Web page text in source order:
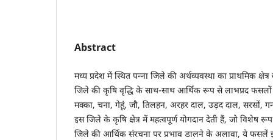
Abstract
मध्य प्रदेश में स्थित पन्ना जिले की अर्थव्यवस्था का प्राथमिक
जिले की कृषि वृद्धि के साथ-साथ आर्थिक रूप से लाभप्रद
मक्का, चना, गेहूं, जौ, तिलहन, अरहर दाल, उड़द दाल, सरसों,
इस जिले के कृषि क्षेत्र में महत्वपूर्ण योगदान देती हैं, जो विशेष
जिले की आर्थिक संरचना पर प्रभाव डालने के अलावा, ये फसलें इस